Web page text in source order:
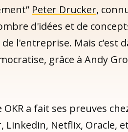
Peter Drucker,
d'idées et de
l'entreprise. Mais c’est
grâce à Andy
a fait ses preuves
Linkedin, Netflix, Oracle,